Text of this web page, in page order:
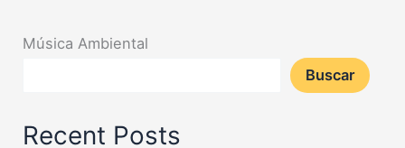
Música Ambiental
Buscar
Recent Posts